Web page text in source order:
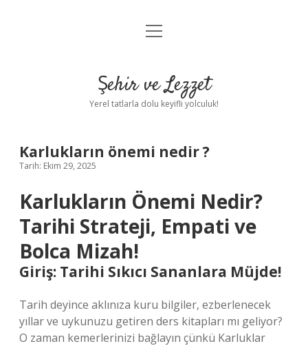
Anasayfa
Yasal Uyarı
menüyü
Şehir ve Lezzet
Yerel tatlarla dolu keyifli yolculuk!
Karlukların önemi nedir ?
Tarih: Ekim 29, 2025
Karlukların Önemi Nedir?
Tarihi Strateji, Empati ve
Bolca Mizah!
Giriş: Tarihi Sıkıcı Sananlara Müjde!
Tarih deyince aklınıza kuru bilgiler, ezberlenecek
yıllar ve uykunuzu getiren ders kitapları mı geliyor?
O zaman kemerlerinizi bağlayın çünkü Karluklar